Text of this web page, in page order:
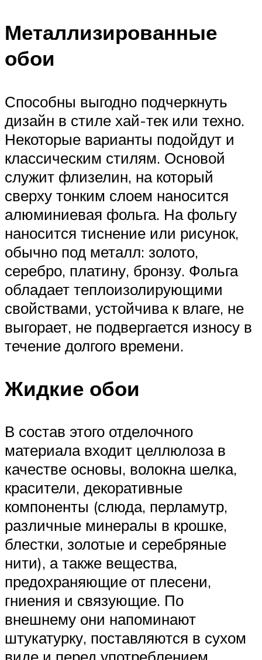
Металлизированные
обои
Способны выгодно подчеркнуть
дизайн в стиле хай-тек или техно.
Некоторые варианты подойдут и
классическим стилям. Основой
служит флизелин, на который
сверху тонким слоем наносится
алюминиевая фольга. На фольгу
наносится тиснение или рисунок,
обычно под металл: золото,
серебро, платину, бронзу. Фольга
обладает теплоизолирующими
свойствами, устойчива к влаге, не
выгорает, не подвергается износу в
течение долгого времени.
Жидкие обои
В состав этого отделочного
материала входит целлюлоза в
качестве основы, волокна шелка,
красители, декоративные
компоненты (слюда, перламутр,
различные минералы в крошке,
блестки, золотые и серебряные
нити), а также вещества,
предохраняющие от плесени,
гниения и связующие. По
внешнему они напоминают
штукатурку, поставляются в сухом